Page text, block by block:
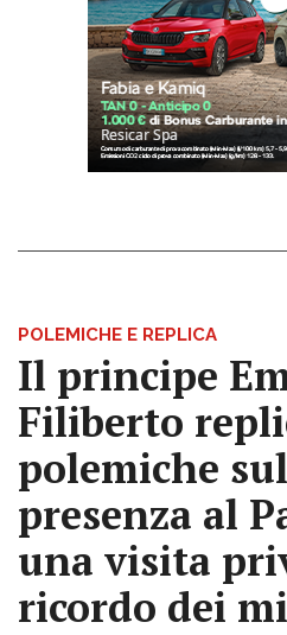
POLEMICHE E REPLICA
Il principe
Filiberto
polemiche
presenza al
una visita
ricordo dei